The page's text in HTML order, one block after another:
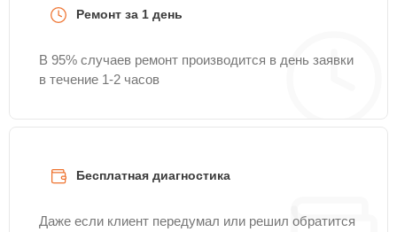
Ремонт за 1 день
В 95% случаев ремонт производится в день заявки
в течение 1-2 часов
Бесплатная диагностика
Даже если клиент передумал или решил обратится